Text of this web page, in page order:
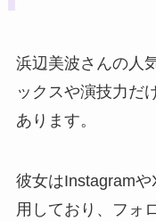
浜辺美波さんの人
ックスや演技力だ
あります。
彼女はInstagram
用しており、フォ